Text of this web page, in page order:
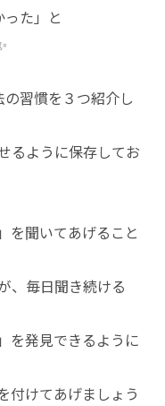
た」と
習慣を３つ紹介し
るように保存してお
を聞いてあげること
、毎日聞き続ける
を発見できるように
付けてあげましょう